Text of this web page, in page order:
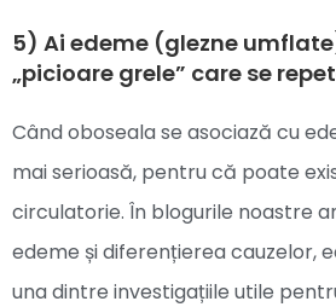
5) Ai edeme (glezne
„picioare grele” care se
Când oboseala se asociază cu
mai serioasă, pentru că poate
circulatorie. În blogurile noastre
edeme și diferențierea cauzelor,
una dintre investigațiile utile